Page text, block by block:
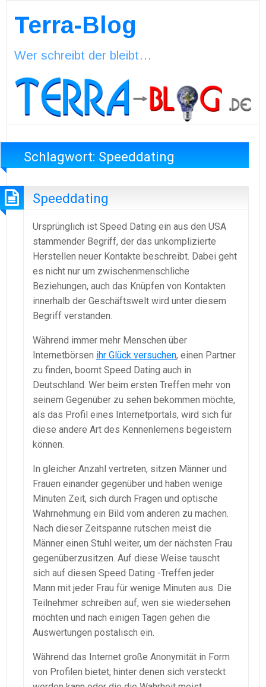
Terra-Blog
Wer schreibt der bleibt…
Schlagwort: Speeddating
Speeddating
Ursprünglich ist Speed Dating ein aus den USA
stammender Begriff, der das unkomplizierte
Herstellen neuer Kontakte beschreibt. Dabei geht
es nicht nur um zwischenmenschliche
Beziehungen, auch das Knüpfen von Kontakten
innerhalb der Geschäftswelt wird unter diesem
Begriff verstanden.
Während immer mehr Menschen über
Internetbörsen ihr Glück versuchen, einen Partner
zu finden, boomt Speed Dating auch in
Deutschland. Wer beim ersten Treffen mehr von
seinem Gegenüber zu sehen bekommen möchte,
als das Profil eines Internetportals, wird sich für
diese andere Art des Kennenlernens begeistern
können.
In gleicher Anzahl vertreten, sitzen Männer und
Frauen einander gegenüber und haben wenige
Minuten Zeit, sich durch Fragen und optische
Wahrnehmung ein Bild vom anderen zu machen.
Nach dieser Zeitspanne rutschen meist die
Männer einen Stuhl weiter, um der nächsten Frau
gegenüberzusitzen. Auf diese Weise tauscht
sich auf diesen Speed Dating -Treffen jeder
Mann mit jeder Frau für wenige Minuten aus. Die
Teilnehmer schreiben auf, wen sie wiedersehen
möchten und nach einigen Tagen gehen die
Auswertungen postalisch ein.
Während das Internet große Anonymität in Form
von Profilen bietet, hinter denen sich versteckt